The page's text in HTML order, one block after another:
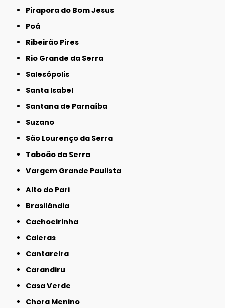
Pirapora do Bom Jesus
Poá
Ribeirão Pires
Rio Grande da Serra
Salesópolis
Santa Isabel
Santana de Parnaíba
Suzano
São Lourenço da Serra
Taboão da Serra
Vargem Grande Paulista
Alto do Pari
Brasilândia
Cachoeirinha
Caieras
Cantareira
Carandiru
Casa Verde
Chora Menino